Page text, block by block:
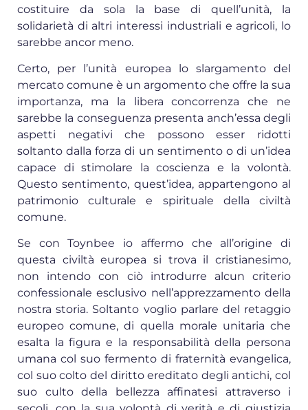
costituire da sola la base di quell’unità, la
solidarietà di altri interessi industriali e agricoli, lo
sarebbe ancor meno.
Certo, per l’unità europea lo slargamento del
mercato comune è un argomento che offre la sua
importanza, ma la libera concorrenza che ne
sarebbe la conseguenza presenta anch’essa degli
aspetti negativi che pos­sono esser ridotti
soltanto dalla forza di un sentimento o di un’idea
capace di stimolare la coscienza e la volontà.
Questo sentimento, quest’idea, appartengono al
patrimonio culturale e spirituale della civiltà
comune.
Se con Toynbee io affermo che all’origine di
questa civiltà europea si trova il cristianesimo,
non intendo con ciò introdurre alcun criterio
confessionale esclusivo nell’apprezzamento della
nostra storia. Soltanto voglio parlare del retaggio
europeo comune, di quella morale unitaria che
esalta la figura e la responsabilità della persona
umana col suo fermento di fraternità evangelica,
col suo colto del diritto ereditato degli antichi, col
suo culto della bellezza affinatesi attraverso i